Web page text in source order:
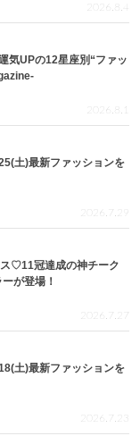
2026.8.4
気UPの12星座別“ファッ
2026.8.1
土)最新ファッションを
2026.7.29
♡11冠達成の神チーク
が登場！
2026.7.27
土)最新ファッションを
2026.7.23